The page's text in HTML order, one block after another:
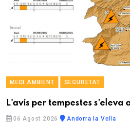
MEDI AMBIENT SEGURETAT
L'avís per tempestes s'eleva
06 Agost 2026 Andorra la Vella